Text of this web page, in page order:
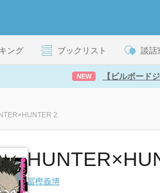
ング ブックリスト 談話
NEW 【ビルボード
2
冨樫義博